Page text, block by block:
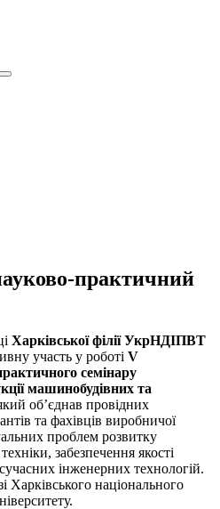
практичний
Харківської філії УкрНДІПВТ
участь у роботі V
семінару
машинобудівних та
об’єднав провідних
та фахівців виробничої
проблем розвитку
забезпечення якості
інженерних технологій.
Харківського національного